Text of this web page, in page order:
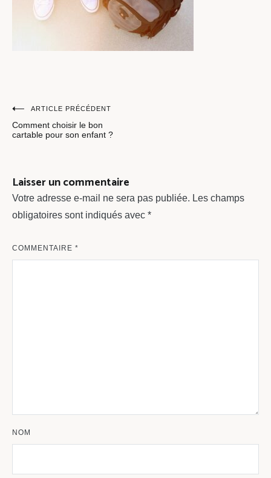
Navigation
de
ARTICLE PRÉCÉDENT
Comment choisir le bon
cartable pour son enfant ?
Laisser un commentaire
Votre adresse e-mail ne sera pas publiée. Les champs
obligatoires sont indiqués avec *
COMMENTAIRE *
NOM